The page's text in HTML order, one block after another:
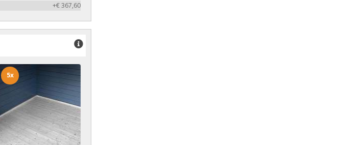
+€ 367,60
5x